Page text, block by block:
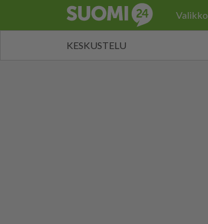
Valikko
KESKUSTELU